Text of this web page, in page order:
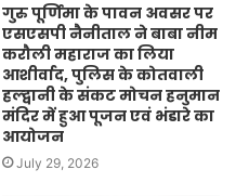
गुरु पूर्णिमा के पावन अवसर पर
एसएसपी नैनीताल ने बाबा नीम
करौली महाराज का लिया
आशीर्वाद, पुलिस के कोतवाली
हल्द्वानी के संकट मोचन हनुमान
मंदिर में हुआ पूजन एवं भंडारे का
आयोजन
July 29, 2026